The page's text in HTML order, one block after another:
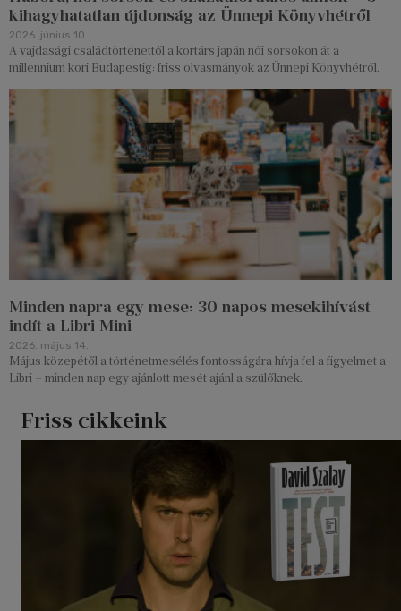
kihagyhatatlan újdonság az Ünnepi Könyvhétről
2026. június 10.
A vajdasági családtörténettől a kortárs japán női sorsokon át a
millennium kori Budapestig: friss olvasmányok az Ünnepi Könyvhétről.
Minden napra egy mese: 30 napos mesekihívást
indít a Libri Mini
2026. május 14.
Május közepétől a történetmesélés fontosságára hívja fel a figyelmet a
Libri – minden nap egy ajánlott mesét ajánl a szülőknek.
Friss cikkeink